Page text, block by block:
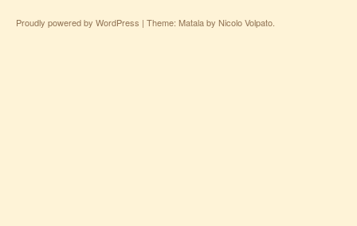
Proudly powered by WordPress | Theme: Matala by Nicolo Volpato.